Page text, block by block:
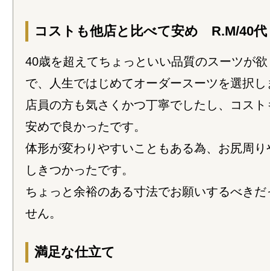
コストも他店と比べて安め R.M/40代
40歳を超えてちょっといい品質のスーツが
で、人生ではじめてオーダースーツを選択し
店員の方も気さくかつ丁寧でしたし、コス
安めで良かったです。
体形が変わりやすいこともある為、お尻周
しきつかったです。
ちょっと余裕のある寸法でお願いするべき
せん。
満足な仕立て